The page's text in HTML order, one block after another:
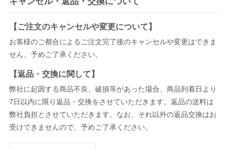
【ご注文のキャンセルや変更について】
お客様のご都合によるご注文完了後のキャンセルや変更はできま
せん。予めご了承ください。
【返品・交換に関して】
弊社に起因する商品不良、破損等があった場合、商品到着日より
7日以内に限り返品・交換をさせていただきます。返品の送料は
弊社負担とさせていただきます。なお、それ以外の返品交換はお
受けできませんので、予めご了承ください。